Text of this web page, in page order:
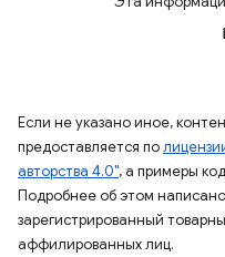
Если не указано иное,
предоставляется по
авторства 4.0", а примеры
Подробнее об этом
зарегистрированный
аффилированных лиц.